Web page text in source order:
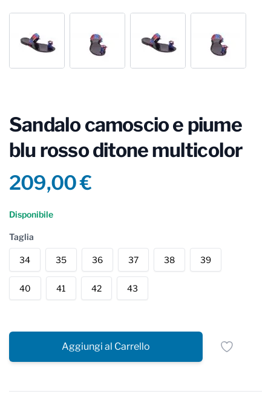
Sandalo camoscio e piume
blu rosso ditone multicolor
Product information
209,00 €
Reviews
Disponibile
Taglia
34 35 36 37 38 39
40 41 42 43
Aggiungi al Carrello